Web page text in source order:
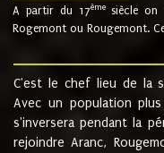
A partir du 17ème siècle on
Rogemont ou Rougemont.
C'est le chef lieu de la
Avec un population
s'inversera pendant la
rejoindre Aranc,